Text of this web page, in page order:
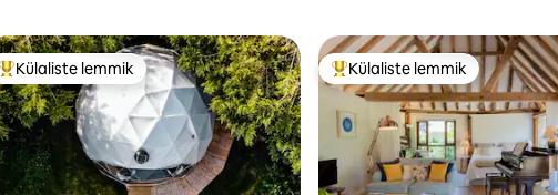
Külaliste suur lemmik
Külaliste lemmik Külaliste suur lemmik
Külaliste lemmik